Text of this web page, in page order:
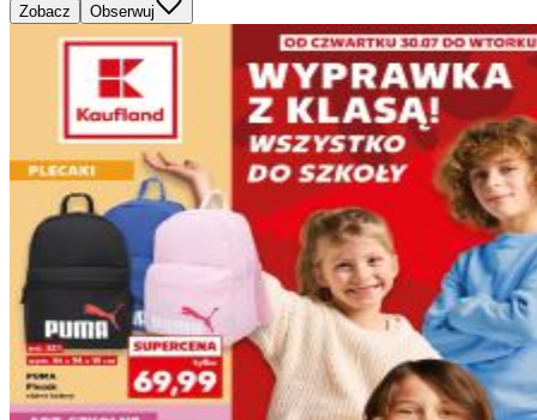
Zobacz Obserwuj